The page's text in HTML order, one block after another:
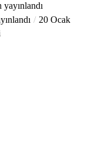
yayınlandı
20 Ocak